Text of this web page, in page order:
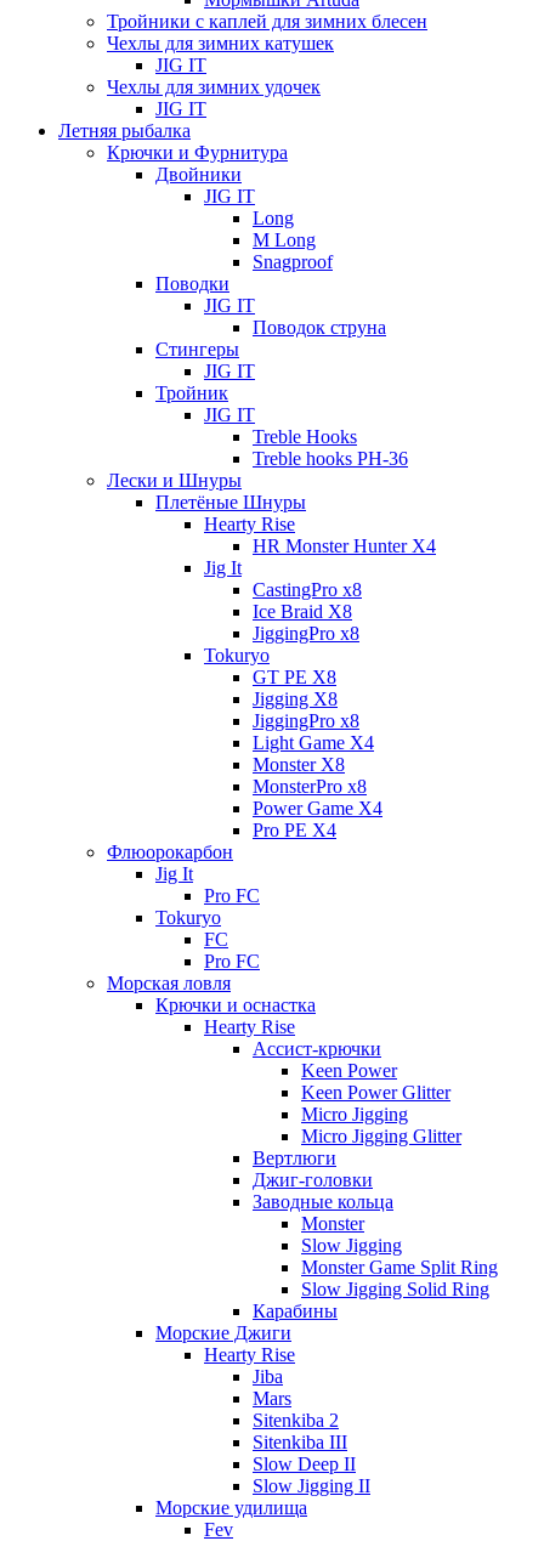
Тройники с каплей для зимних блесен
Чехлы для зимних катушек
JIG IT
Чехлы для зимних удочек
JIG IT
Летняя рыбалка
Крючки и Фурнитура
Двойники
JIG IT
Long
M Long
Snagproof
Поводки
JIG IT
Поводок струна
Стингеры
JIG IT
Тройник
JIG IT
Treble Hooks
Treble hooks PH-36
Лески и Шнуры
Плетёные Шнуры
Hearty Rise
HR Monster Hunter X4
Jig It
CastingPro x8
Ice Braid X8
JiggingPro x8
Tokuryo
GT PE X8
Jigging X8
JiggingPro x8
Light Game X4
Monster X8
MonsterPro x8
Power Game X4
Pro PE X4
Флюорокарбон
Jig It
Pro FC
Tokuryo
FC
Pro FC
Морская ловля
Крючки и оснастка
Hearty Rise
Ассист-крючки
Keen Power
Keen Power Glitter
Micro Jigging
Micro Jigging Glitter
Вертлюги
Джиг-головки
Заводные кольца
Monster
Slow Jigging
Monster Game Split Ring
Slow Jigging Solid Ring
Карабины
Морские Джиги
Hearty Rise
Jiba
Mars
Sitenkiba 2
Sitenkiba III
Slow Deep II
Slow Jigging II
Морские удилища
Fev